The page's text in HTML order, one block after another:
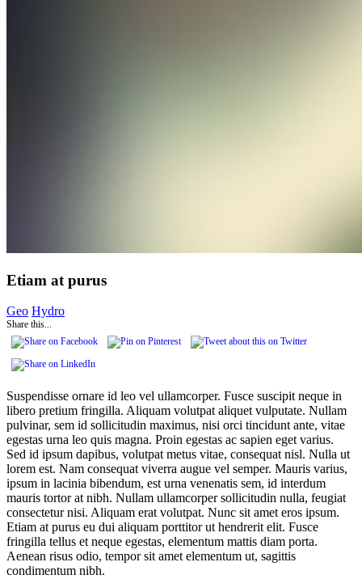
Etiam at purus
Geo Hydro
Share this...
Suspendisse ornare id leo vel ullamcorper. Fusce suscipit neque in
libero pretium fringilla. Aliquam volutpat aliquet vulputate. Nullam
pulvinar, sem id sollicitudin maximus, nisi orci tincidunt ante, vitae
egestas urna leo quis magna. Proin egestas ac sapien eget varius.
Sed id ipsum dapibus, volutpat metus vitae, consequat nisl. Nulla ut
lorem est. Nam consequat viverra augue vel semper. Mauris varius,
ipsum in lacinia bibendum, est urna venenatis sem, id interdum
mauris tortor at nibh. Nullam ullamcorper sollicitudin nulla, feugiat
consectetur nisi. Aliquam erat volutpat. Nunc sit amet eros ipsum.
Etiam at purus eu dui aliquam porttitor ut hendrerit elit. Fusce
fringilla tellus et neque egestas, elementum mattis diam porta.
Aenean risus odio, tempor sit amet elementum ut, sagittis
condimentum nibh.